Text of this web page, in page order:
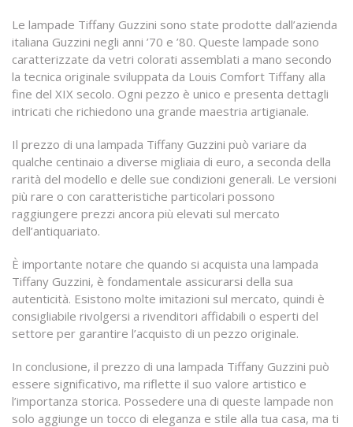
Le lampade Tiffany Guzzini sono state prodotte dall’azienda
italiana Guzzini negli anni ’70 e ’80. Queste lampade sono
caratterizzate da vetri colorati assemblati a mano secondo
la tecnica originale sviluppata da Louis Comfort Tiffany alla
fine del XIX secolo. Ogni pezzo è unico e presenta dettagli
intricati che richiedono una grande maestria artigianale.
Il prezzo di una lampada Tiffany Guzzini può variare da
qualche centinaio a diverse migliaia di euro, a seconda della
rarità del modello e delle sue condizioni generali. Le versioni
più rare o con caratteristiche particolari possono
raggiungere prezzi ancora più elevati sul mercato
dell’antiquariato.
È importante notare che quando si acquista una lampada
Tiffany Guzzini, è fondamentale assicurarsi della sua
autenticità. Esistono molte imitazioni sul mercato, quindi è
consigliabile rivolgersi a rivenditori affidabili o esperti del
settore per garantire l’acquisto di un pezzo originale.
In conclusione, il prezzo di una lampada Tiffany Guzzini può
essere significativo, ma riflette il suo valore artistico e
l’importanza storica. Possedere una di queste lampade non
solo aggiunge un tocco di eleganza e stile alla tua casa, ma ti